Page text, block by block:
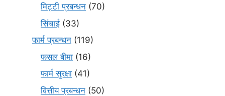
मि‌ट्टी प्रबन्धन (70)
सिंचाई (33)
फार्म प्रबन्धन (119)
फसल बीमा (16)
फार्म सुरक्षा (41)
वित्तीय प्रबन्धन (50)